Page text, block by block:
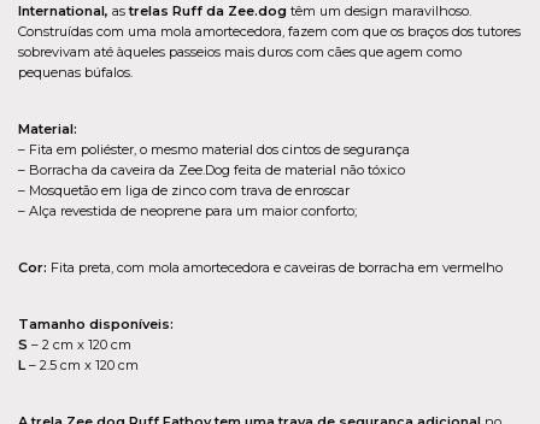
International, astrelas Ruff da Zee.dog têm um design maravilhoso.
Construídas com uma mola amortecedora, fazem com que os braços dos tutores
sobrevivam até àqueles passeios mais duros com cães que agem como
pequenas búfalos.
Material:
– Fita em poliéster, o mesmo material dos cintos de segurança
– Borracha da caveira da Zee.Dog feita de material não tóxico
– Mosquetão em liga de zinco com trava de enroscar
– Alça revestida de neoprene para um maior conforto;
Cor: Fita preta, com mola amortecedora e caveiras de borracha em vermelho
Tamanho disponíveis:
S – 2 cm x 120 cm
L – 2.5 cm x 120 cm